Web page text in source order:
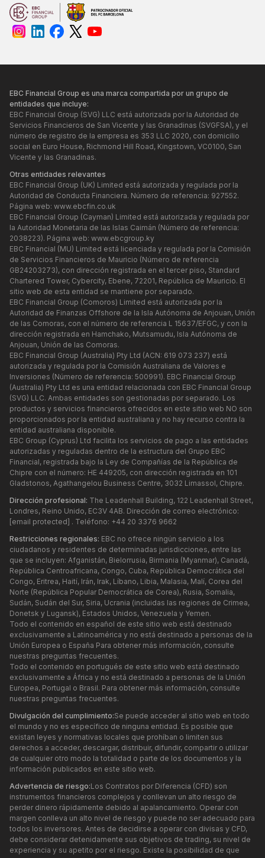
EBC Financial Group es una marca compartida por un grupo de
entidades que incluye:
EBC Financial Group (SVG) LLC está autorizada por la Autoridad de
Servicios Financieros de San Vicente y las Granadinas (SVGFSA), y el
número de registro de la empresa es 353 LLC 2020, con domicilio
social en Euro House, Richmond Hill Road, Kingstown, VC0100, San
Vicente y las Granadinas.
Otras entidades relevantes
EBC Financial Group (UK) Limited está autorizada y regulada por la
Autoridad de Conducta Financiera. Número de referencia: 927552.
Página web: www.ebcfin.co.uk
EBC Financial Group (Cayman) Limited está autorizada y regulada por
la Autoridad Monetaria de las Islas Caimán (Número de referencia:
2038223). Página web: www.ebcgroup.ky
EBC Financial (MU) Limited está licenciada y regulada por la Comisión
de Servicios Financieros de Mauricio (Número de referencia
GB24203273), con dirección registrada en el tercer piso, Standard
Chartered Tower, Cybercity, Ebene, 72201, República de Mauricio. El
sitio web de esta entidad se mantiene por separado.
EBC Financial Group (Comoros) Limited está autorizada por la
Autoridad de Finanzas Offshore de la Isla Autónoma de Anjouan, Unión
de las Comoras, con el número de referencia L 15637/EFGC, y con la
dirección registrada en Hamchako, Mutsamudu, Isla Autónoma de
Anjouan, Unión de las Comoras.
EBC Financial Group (Australia) Pty Ltd (ACN: 619 073 237) está
autorizada y regulada por la Comisión Australiana de Valores e
Inversiones (Número de referencia: 500991). EBC Financial Group
(Australia) Pty Ltd es una entidad relacionada con EBC Financial Group
(SVG) LLC. Ambas entidades son gestionadas por separado. Los
productos y servicios financieros ofrecidos en este sitio web NO son
proporcionados por la entidad australiana y no hay recurso contra la
entidad australiana disponible.
EBC Group (Cyprus) Ltd facilita los servicios de pago a las entidades
autorizadas y reguladas dentro de la estructura del Grupo EBC
Financial, registrada bajo la Ley de Compañías de la República de
Chipre con el número: HE 449205, con dirección registrada en 101
Gladstonos, Agathangelou Business Centre, 3032 Limassol, Chipre.
Dirección profesional: The Leadenhall Building, 122 Leadenhall Street,
Londres, Reino Unido, EC3V 4AB. Dirección de correo electrónico:
[email protected] . Teléfono: +44 20 3376 9662
Restricciones regionales: EBC no ofrece ningún servicio a los
ciudadanos y residentes de determinadas jurisdicciones, entre las
que se incluyen: Afganistán, Bielorrusia, Birmania (Myanmar), Canadá,
República Centroafricana, Congo, Cuba, República Democrática del
Congo, Eritrea, Haití, Irán, Irak, Líbano, Libia, Malasia, Malí, Corea del
Norte (República Popular Democrática de Corea), Rusia, Somalia,
Sudán, Sudán del Sur, Siria, Ucrania (incluidas las regiones de Crimea,
Donetsk y Lugansk), Estados Unidos, Venezuela y Yemen.
Todo el contenido en español de este sitio web está destinado
exclusivamente a Latinoamérica y no está destinado a personas de la
Unión Europea o España Para obtener más información, consulte
nuestras preguntas frecuentes.
Todo el contenido en portugués de este sitio web está destinado
exclusivamente a África y no está destinado a personas de la Unión
Europea, Portugal o Brasil. Para obtener más información, consulte
nuestras preguntas frecuentes.
Divulgación del cumplimiento:Se puede acceder al sitio web en todo
el mundo y no es específico de ninguna entidad. Es posible que
existan leyes y normativas locales que prohíban o limiten sus
derechos a acceder, descargar, distribuir, difundir, compartir o utilizar
de cualquier otro modo la totalidad o parte de los documentos y la
información publicados en este sitio web.
Advertencia de riesgo:Los Contratos por Diferencia (CFD) son
instrumentos financieros complejos y conllevan un alto riesgo de
perder dinero rápidamente debido al apalancamiento. Operar con
margen conlleva un alto nivel de riesgo y puede no ser adecuado para
todos los inversores. Antes de decidirse a operar con divisas y CFD,
debe considerar detenidamente sus objetivos de trading, su nivel de
experiencia y su apetito por el riesgo. Existe la posibilidad de que